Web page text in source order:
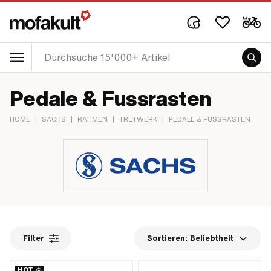
Pedale & Fussrasten
HOME | SACHS | RAHMEN | TRETWERK | PEDALE & FUSSRASTEN
Filter Sortieren: Beliebtheit